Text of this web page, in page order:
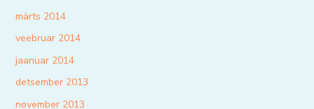
märts 2014
veebruar 2014
jaanuar 2014
detsember 2013
november 2013